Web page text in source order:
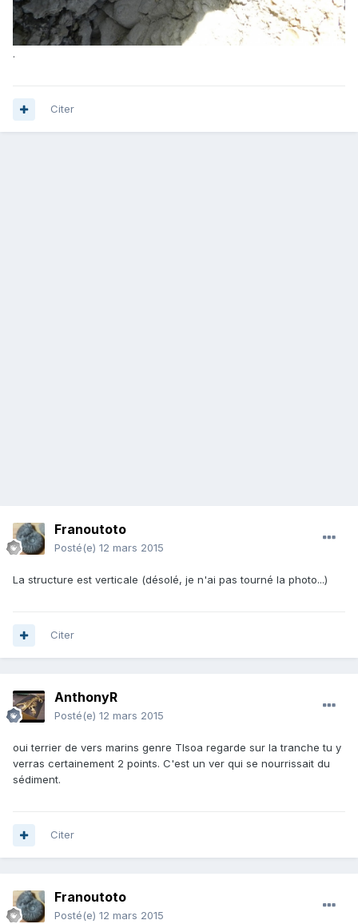
.
Citer
Franoutoto
Posté(e) 12 mars 2015
La structure est verticale (désolé, je n'ai pas tourné la photo...)
Citer
AnthonyR
Posté(e) 12 mars 2015
oui terrier de vers marins genre TIsoa regarde sur la tranche tu y
verras certainement 2 points. C'est un ver qui se nourrissait du
sédiment.
Citer
Franoutoto
Posté(e) 12 mars 2015